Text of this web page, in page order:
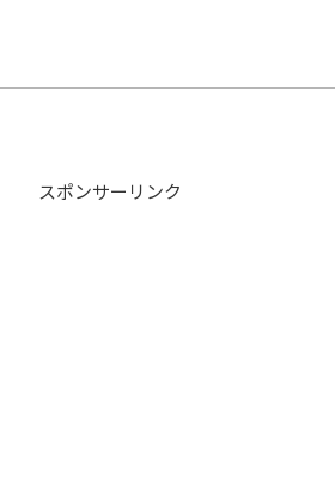
スポンサーリンク